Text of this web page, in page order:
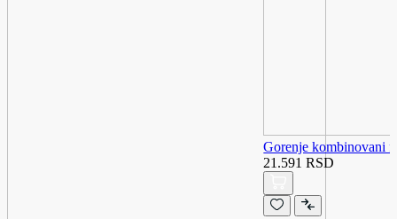
Gorenje kombinovani
21.591 RSD